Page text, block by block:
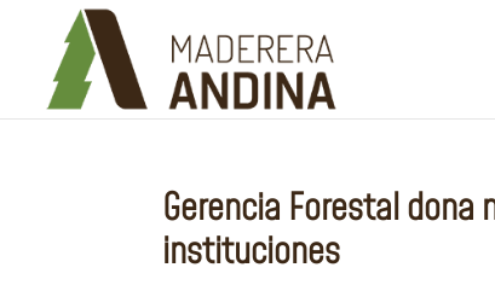
Gerencia Forestal dona
instituciones